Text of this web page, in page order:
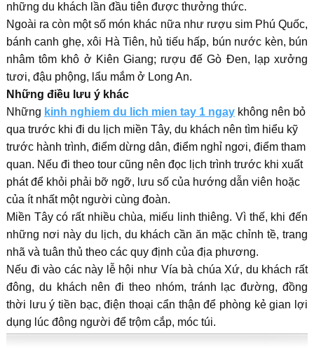
những du khách lần đầu tiên được thưởng thức.
Ngoài ra còn một số món khác nữa như rượu sim Phú Quốc,
bánh canh ghẹ, xôi Hà Tiên, hủ tiếu hấp, bún nước kèn, bún
nhâm tôm khô ở Kiên Giang; rượu đế Gò Đen, lạp xưởng
tươi, đậu phộng, lẩu mắm ở Long An.
Những điều lưu ý khác
Những kinh nghiem du lich mien tay 1 ngaykhông nên bỏ
qua trước khi đi du lịch miền Tây, du khách nên tìm hiểu kỹ
trước hành trình, điểm dừng dân, điểm nghỉ ngơi, điểm tham
quan. Nếu đi theo tour cũng nên đọc lịch trình trước khi xuất
phát để khỏi phải bỡ ngỡ, lưu số của hướng dẫn viên hoặc
của ít nhất một người cùng đoàn.
Miền Tây có rất nhiều chùa, miếu linh thiêng. Vì thế, khi đến
những nơi này du lịch, du khách cần ăn mặc chỉnh tề, trang
nhã và tuân thủ theo các quy định của địa phương.
Nếu đi vào các này lễ hội như Vía bà chúa Xứ, du khách rất
đông, du khách nên đi theo nhóm, tránh lạc đường, đồng
thời lưu ý tiền bạc, điện thoại cẩn thận để phòng kẻ gian lợi
dụng lúc đông người để trộm cắp, móc túi.